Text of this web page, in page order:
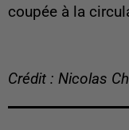
coupée à la
Crédit : Nicolas